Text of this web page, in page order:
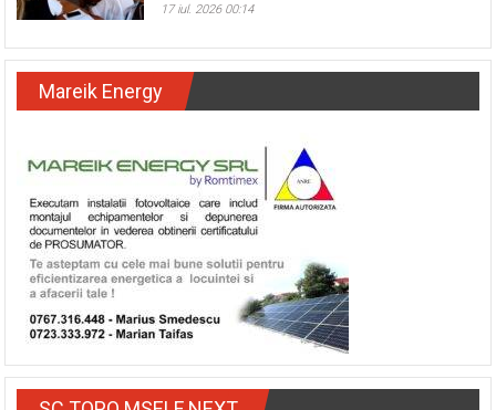
17 iul. 2026 00:14
Mareik Energy